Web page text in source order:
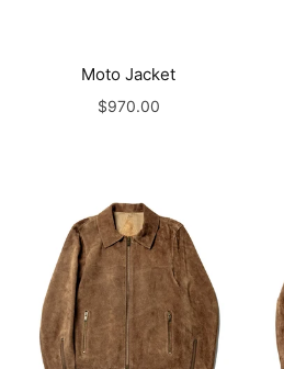
Moto Jacket
$970.00